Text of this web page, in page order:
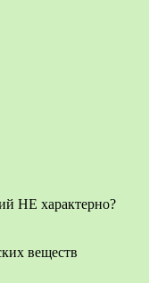
НЕ характерно?
веществ